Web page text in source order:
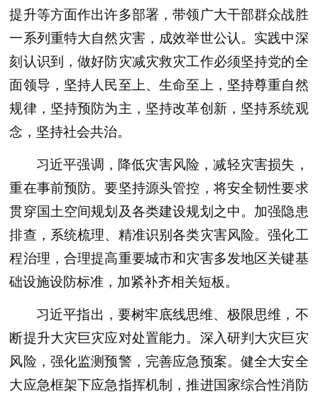
提升等方面作出许多部署，带领广大干部群众战胜
一系列重特大自然灾害，成效举世公认。实践中深
刻认识到，做好防灾减灾救灾工作必须坚持党的全
面领导，坚持人民至上、生命至上，坚持尊重自然
规律，坚持预防为主，坚持改革创新，坚持系统观
念，坚持社会共治。
习近平强调，降低灾害风险，减轻灾害损失，
重在事前预防。要坚持源头管控，将安全韧性要求
贯穿国土空间规划及各类建设规划之中。加强隐患
排查，系统梳理、精准识别各类灾害风险。强化工
程治理，合理提高重要城市和灾害多发地区关键基
础设施设防标准，加紧补齐相关短板。
习近平指出，要树牢底线思维、极限思维，不
断提升大灾巨灾应对处置能力。深入研判大灾巨灾
风险，强化监测预警，完善应急预案。健全大安全
大应急框架下应急指挥机制，推进国家综合性消防